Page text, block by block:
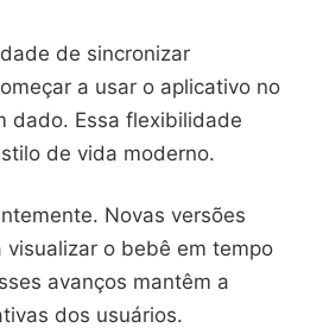
de sincronizar
a usar o aplicativo no
dado. Essa flexibilidade
de vida moderno.
Novas versões
o bebê em tempo
avanços mantêm a
dos usuários.